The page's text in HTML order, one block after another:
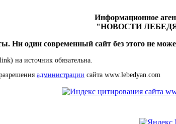
Информационное
"НОВОСТИ
Ни один современный сайт без этого не
на источник обязательна.
администрации сайта www.lebedyan.com